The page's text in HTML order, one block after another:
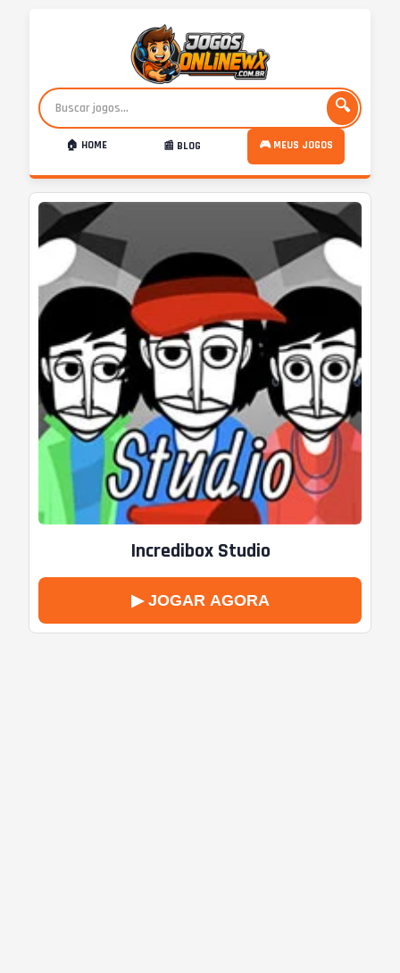
🔍
🏠 HOME 📰 BLOG 🎮 MEUS JOGOS
Incredibox Studio
▶ JOGAR AGORA